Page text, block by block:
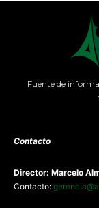
Fuente de
Contacto
Director: Marcelo
Contacto: